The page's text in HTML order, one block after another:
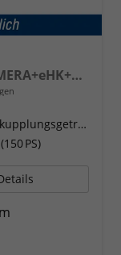
Style *NEUES MODELL* ACC+KAMERA+eHK+SHZ+17"LM+LED PLUS+MASSAGE
Doppelkupplungsgetriebe (DSG)
PS)